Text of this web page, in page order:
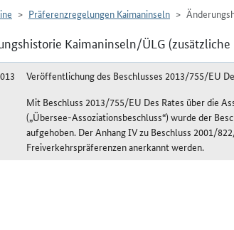
Präferenzregelungen Kaimaninseln
Kaimaninseln/ÜLG
Veröffentlichung des Beschlusses 2013/755/EU
Mit Beschluss 2013/755/EU Des Rates über die
(„Übersee-Assoziationsbeschluss“) wurde der
aufgehoben. Der Anhang IV zu Beschluss 2001/
Freiverkehrspräferenzen anerkannt werden.